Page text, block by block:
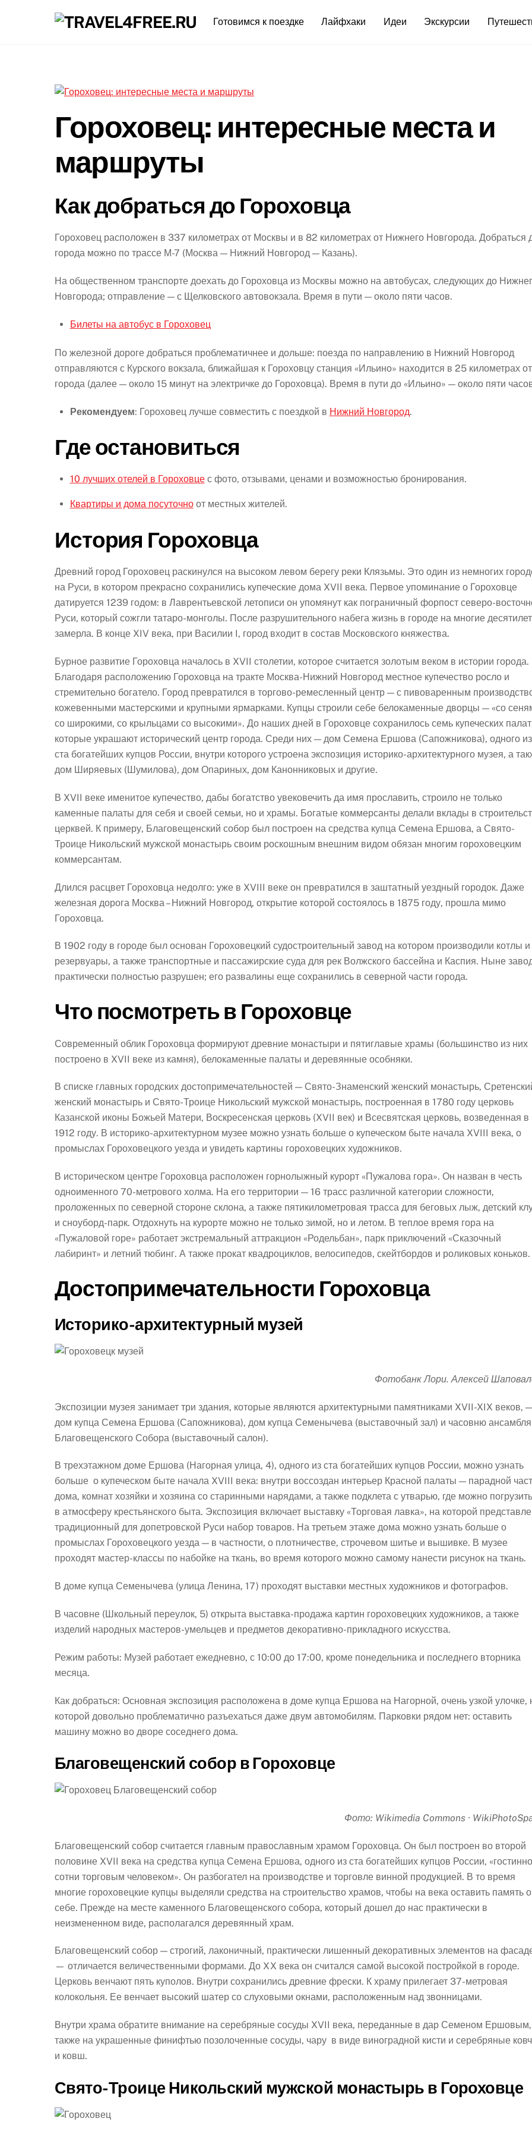
Готовимся к поездке Лайфхаки Идеи Экскурсии
Гороховец: интересные места и
маршруты
Как добраться до Гороховца
Гороховец расположен в 337 километрах от Москвы и в 82 километрах от Нижнего Новгорода. Добраться
города можно по трассе М-7 (Москва — Нижний Новгород — Казань).
На общественном транспорте доехать до Гороховца из Москвы можно на автобусах, следующих до
Новгорода; отправление — с Щелковского автовокзала. Время в пути — около пяти часов.
Билеты на автобус в Гороховец
По железной дороге добраться проблематичнее и дольше: поезда по направлению в Нижний Новгород
отправляются с Курского вокзала, ближайшая к Гороховцу станция «Ильино» находится в 25 километрах от
города (далее — около 15 минут на электричке до Гороховца). Время в пути до «Ильино» — около пяти
Рекомендуем: Гороховец лучше совместить с поездкой в Нижний Новгород.
Где остановиться
10 лучших отелей в Гороховцес фото, отзывами, ценами и возможностью бронирования.
Квартиры и дома посуточноот местных жителей.
История Гороховца
Древний город Гороховец раскинулся на высоком левом берегу реки Клязьмы. Это один из немногих
на Руси, в котором прекрасно сохранились купеческие дома XVII века. Первое упоминание о Гороховце
датируется 1239 годом: в Лаврентьевской летописи он упомянут как пограничный форпост северо-
Руси, который сожгли татаро-монголы. После разрушительного набега жизнь в городе на многие
замерла. В конце XIV века, при Василии I, город входит в состав Московского княжества.
Бурное развитие Гороховца началось в XVII столетии, которое считается золотым веком в истории города.
Благодаря расположению Гороховца на тракте Москва-Нижний Новгород местное купечество росло и
стремительно богатело. Город превратился в торгово-ремесленный центр — с пивоваренным
кожевенными мастерскими и крупными ярмарками. Купцы строили себе белокаменные дворцы — «со
со широкими, со крыльцами со высокими». До наших дней в Гороховце сохранилось семь купеческих
которые украшают исторический центр города. Среди них — дом Семена Ершова (Сапожникова), одного из
ста богатейших купцов России, внутри которого устроена экспозиция историко-архитектурного музея, а
дом Ширяевых (Шумилова), дом Опариных, дом Канонниковых и другие.
В XVII веке именитое купечество, дабы богатство увековечить да имя прославить, строило не только
каменные палаты для себя и своей семьи, но и храмы. Богатые коммерсанты делали вклады в
церквей. К примеру, Благовещенский собор​ был построен на средства купца Семена Ершова, а Свято-
Троице Никольский мужской монастырь​ своим роскошным внешним видом обязан многим гороховецким
коммерсантам.
Длился расцвет Гороховца недолго: уже в XVIII веке он превратился в заштатный уездный городок. Даже
железная дорога Москва – Нижний Новгород, открытие которой состоялось в 1875 году, прошла мимо
Гороховца.
В 1902 году в городе был основан Гороховецкий судостроительный завод на котором производили котлы и
резервуары, а также транспортные и пассажирские суда для рек Волжского бассейна и Каспия. Ныне
практически полностью разрушен; его развалины еще сохранились в северной части города.
Что посмотреть в Гороховце
Современный облик Гороховца формируют древние монастыри и пятиглавые храмы (большинство из них
построено в XVII веке из камня), белокаменные палаты и деревянные особняки.
В списке главных городских достопримечательностей — Свято-Знаменский женский монастырь​,
женский монастырь​ и Свято-Троице Никольский мужской монастырь​, построенная в 1780 году церковь
Казанской иконы Божьей Матери, Воскресенская церковь (XVII век) и Всесвятская церковь, возведенная в
1912 году. В историко-архитектурном музее​ можно узнать больше о купеческом быте начала XVIII века, о
промыслах Гороховецкого уезда и увидеть картины гороховецких художников.
В историческом центре Гороховца расположен горнолыжный курорт «Пужалова гора»​. Он назван в честь
одноименного 70-метрового холма. На его территории — 16 трасс различной категории сложности,
проложенных по северной стороне склона, а также пятикилометровая трасса для беговых лыж, детский
и сноуборд-парк. Отдохнуть на курорте можно не только зимой, но и летом. В теплое время гора на
«Пужаловой горе» работает экстремальный аттракцион «Родельбан», парк приключений «Сказочный
лабиринт» и летний тюбинг. А также прокат квадроциклов, велосипедов, скейтбордов и роликовых коньков.
Достопримечательности Гороховца
Историко-архитектурный музей
Фотобанк Лори. Алексей
Экспозиции музея занимает три здания, которые являются архитектурными памятниками XVII-XIX веков, —
дом купца Семена Ершова (Сапожникова), дом купца Семенычева (выставочный зал) и часовню ансамбля
Благовещенского Собора (выставочный салон).
В трехэтажном доме Ершова (Нагорная улица, 4), одного из ста богатейших купцов России, можно узнать
больше о купеческом быте начала XVIII века: внутри воссоздан интерьер Красной палаты — парадной
дома, комнат хозяйки и хозяина со старинными нарядами, а также подклета с утварью, где можно
в атмосферу крестьянского быта. Экспозиция включает выставку «Торговая лавка», на которой
традиционный для допетровской Руси набор товаров. На третьем этаже дома можно узнать больше о
промыслах Гороховецкого уезда — в частности, о плотничестве, строчевом шитье и вышивке. В музее
проходят мастер-классы по набойке на ткань, во время которого можно самому нанести рисунок на ткань.
В доме купца Семенычева (улица Ленина, 17) проходят выставки местных художников и фотографов.
В часовне (Школьный переулок, 5) открыта выставка-продажа картин гороховецких художников, а также
изделий народных мастеров-умельцев и предметов декоративно-прикладного искусства.
Режим работы: Музей работает ежедневно, с 10:00 до 17:00, кроме понедельника и последнего вторника
месяца.
Как добраться: Основная экспозиция расположена в доме купца Ершова на Нагорной, очень узкой улочке,
которой довольно проблематично разъехаться даже двум автомобилям. Парковки рядом нет: оставить
машину можно во дворе соседнего дома.
Благовещенский собор в Гороховце
Фото: Wikimedia Commons ·
Благовещенский собор считается главным православным храмом Гороховца. Он был построен во второй
половине XVII века на средства купца Семена Ершова, одного из ста богатейших купцов России,
сотни торговым человеком». Он разбогател на производстве и торговле винной продукцией. В то время
многие гороховецкие купцы выделяли средства на строительство храмов, чтобы на века оставить память о
себе. Прежде на месте каменного Благовещенского собора, который дошел до нас практически в
неизмененном виде, располагался деревянный храм.
Благовещенский собор — строгий, лаконичный, практически лишенный декоративных элементов на
— отличается величественными формами. До XX века он считался самой высокой постройкой в городе.
Церковь венчают пять куполов. Внутри сохранились древние фрески. К храму прилегает 37-метровая
колокольня. Ее венчает высокий шатер со слуховыми окнами, расположенным над звонницами.
Внутри храма обратите внимание на серебряные сосуды XVII века, переданные в дар Семеном
также на украшенные финифтью позолоченные сосуды, чару в виде виноградной кисти и серебряные
и ковш.
Свято-Троице Никольский мужской монастырь в Гороховце